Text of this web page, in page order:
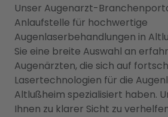
Unser Augenarzt-
Anlaufstelle für hochwertige
Augenlaserbehandlungen in
Sie eine breite Auswahl an
Augenärzten, die sich auf
Lasertechnologien für die
Altlußheim spezialisiert haben.
Ihnen zu klarer Sicht zu